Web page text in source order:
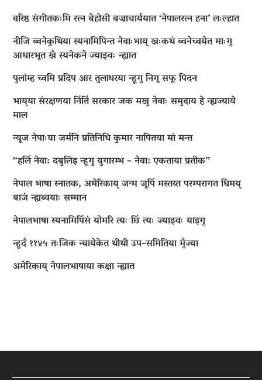
वरिष्ठ संगीतकःमि रत्न बेहोसी बज्राचार्ययात ‘नेपालरत्न हना’ लःल्हात
नीजि ब्वनेकुथिया स्यनामिपिन्त नेवाःभाय् खःकथं ब्वनेच्वयेत माःगु
आधारभूत खँ स्यनेकने ज्याझ्वः न्ह्यात
पुलांम्ह च्वमि प्रदिप आर तुलाधरया न्हूगु निगू सफू पिदन
भाय्‌या संरक्षणया निंतिं सरकार जक मखु नेवाः समुदाय हे न्ह्यज्याये
माल
न्यूज नेपाःया जर्मनि प्रतिनिधि कुमार नापितया मां मन्त
“हलिं नेवा: दबुलिइ न्हूगु युगारम्भ – नेवा: एकताया प्रतीक”
नेपाल भाषा स्नातक, अमेरिकाय् जन्म जूपिं मस्तय्त परम्परागत धिमय्
बाजं न्ह्यब्वयाः सम्मान
नेपालभाषा स्यनामिपिंसं योमरि त्यः छिं त्यः ज्याझ्वः याइगु
न्हूदँ ११४५ तःजिक न्यायेकेत थीथी उप–समितिया मुँज्या
अमेरिकाय् नेपालभाषाया कक्षा न्ह्यात